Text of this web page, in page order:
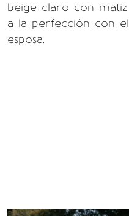
beige claro con
a la perfección con
esposa.